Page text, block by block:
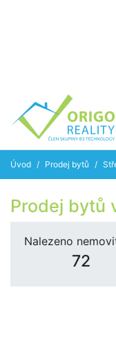
Úvod Prodej bytů
Prodej bytů
Nalezeno
72